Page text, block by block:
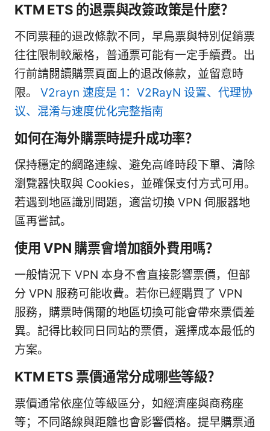
KTM ETS 的退票與改簽政策是什麼？
不同票種的退改條款不同，早鳥票與特別促銷票
往往限制較嚴格，普通票可能有一定手續費。出
行前請閱讀購票頁面上的退改條款，並留意時
限。 V2rayn 速度是 1：V2RayN 设置、代理协
议、混淆与速度优化完整指南
如何在海外購票時提升成功率？
保持穩定的網路連線、避免高峰時段下單、清除
瀏覽器快取與 Cookies，並確保支付方式可用。
若遇到地區識別問題，適當切換 VPN 伺服器地
區再嘗試。
使用 VPN 購票會增加額外費用嗎？
一般情況下 VPN 本身不會直接影響票價，但部
分 VPN 服務可能收費。若你已經購買了 VPN
服務，購票時偶爾的地區切換可能會帶來票價差
異。記得比較同日同站的票價，選擇成本最低的
方案。
KTM ETS 票價通常分成哪些等級？
票價通常依座位等級區分，如經濟座與商務座
等；不同路線與距離也會影響價格。提早購票通